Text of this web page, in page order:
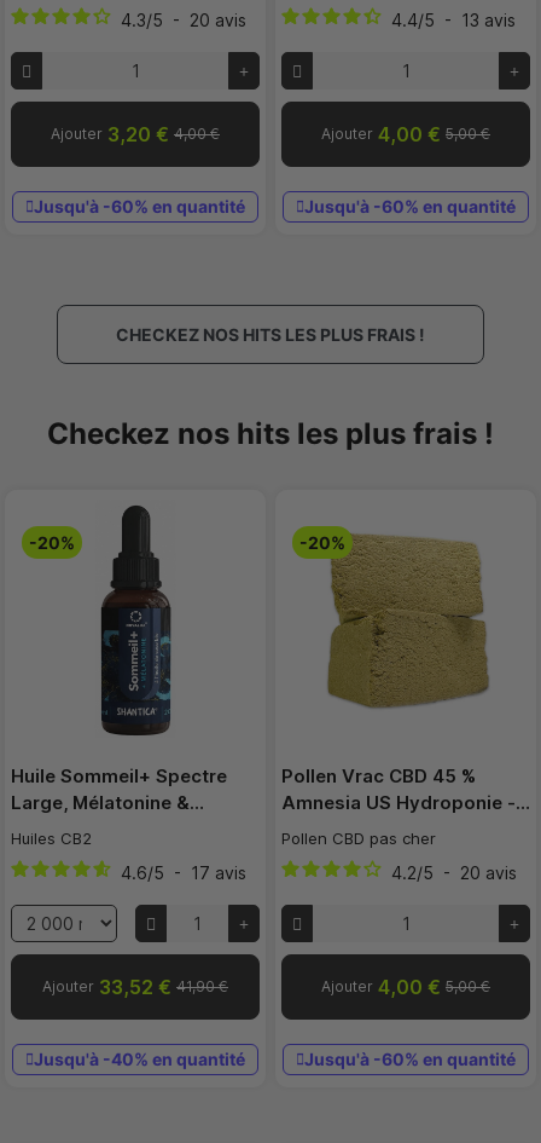
4.3/5 - 20 avis
Ajouter 3,20 € 4,00 €
Jusqu'à -60% en quantité
4.4/5 - 13 avis
Ajouter 4,00 € 5,00 €
Jusqu'à -60% en quantité
CHECKEZ NOS HITS LES PLUS FRAIS !
Checkez nos hits les plus frais !
-20%
Huile Sommeil+ Spectre
Large, Mélatonine &…
Huiles CB2
4.6/5 - 17 avis
Ajouter 33,52 € 41,90 €
Jusqu'à -40% en quantité
-20%
Pollen Vrac CBD 45 %
Amnesia US Hydroponie -…
Pollen CBD pas cher
4.2/5 - 20 avis
Ajouter 4,00 € 5,00 €
Jusqu'à -60% en quantité